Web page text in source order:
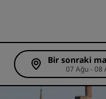
Bir sonraki